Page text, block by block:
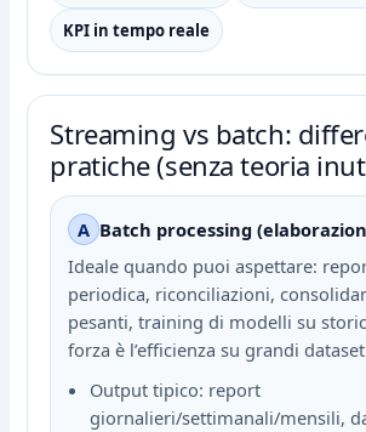
KPI in tempo reale
Streaming vs batch:
pratiche (senza teoria
A Batch processing
Ideale quando puoi aspettare:
periodica, riconciliazioni,
pesanti, training di modelli su
forza è l’efficienza su grandi dataset
Output tipico: report
giornalieri/settimanali/mensili,